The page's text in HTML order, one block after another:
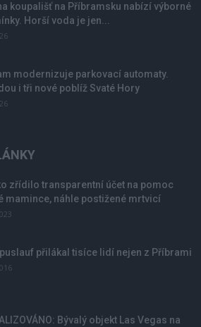
koupališť na Příbramsku nabízí výborné
Horší voda je jen...
modernizuje parkovací automaty.
i tři nové poblíž Svaté Hory
zřídilo transparentní účet na pomoc
mamince, náhle postižené mrtvicí
přilákal tisíce lidí nejen z Příbrami
Bývalý objekt Las Vegas na